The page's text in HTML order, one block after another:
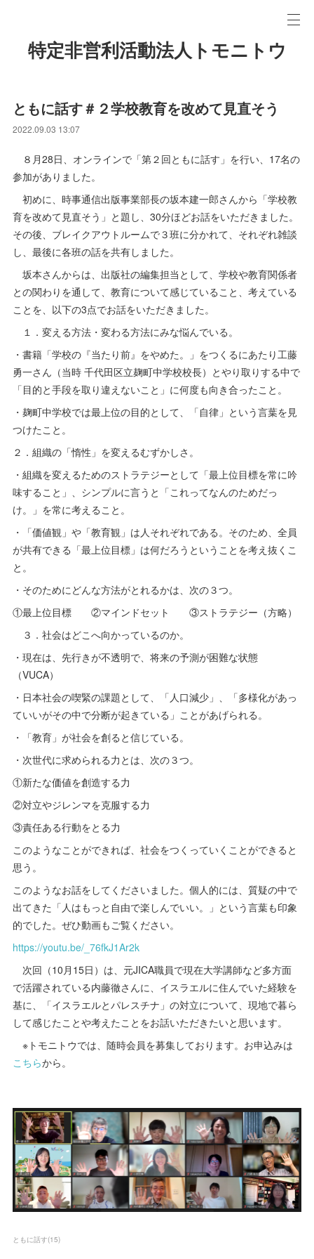
特定非営利活動法人トモニトウ
ともに話す＃２学校教育を改めて見直そう
2022.09.03 13:07
８月28日、オンラインで「第２回ともに話す」を行い、17名の
参加がありました。
初めに、時事通信出版事業部長の坂本建一郎さんから「学校教
育を改めて見直そう」と題し、30分ほどお話をいただきました。
その後、ブレイクアウトルームで３班に分かれて、それぞれ雑談
し、最後に各班の話を共有しました。
坂本さんからは、出版社の編集担当として、学校や教育関係者
との関わりを通して、教育について感じていること、考えている
ことを、以下の3点でお話をいただきました。
１．変える方法・変わる方法にみな悩んでいる。
・書籍「学校の『当たり前』をやめた。」をつくるにあたり工藤
勇一さん（当時 千代田区立麹町中学校校長）とやり取りする中で
「目的と手段を取り違えないこと」に何度も向き合ったこと。
・麹町中学校では最上位の目的として、「自律」という言葉を見
つけたこと。
２．組織の「惰性」を変えるむずかしさ。
・組織を変えるためのストラテジーとして「最上位目標を常に吟
味すること」、シンプルに言うと「これってなんのためだっ
け。」を常に考えること。
・「価値観」や「教育観」は人それぞれである。そのため、全員
が共有できる「最上位目標」は何だろうということを考え抜くこ
と。
・そのためにどんな方法がとれるかは、次の３つ。
①最上位目標 ②マインドセット ③ストラテジー（方略）
３．社会はどこへ向かっているのか。
・現在は、先行きが不透明で、将来の予測が困難な状態
（VUCA）
・日本社会の喫緊の課題として、「人口減少」、「多様化があっ
ていいがその中で分断が起きている」ことがあげられる。
・「教育」が社会を創ると信じている。
・次世代に求められる力とは、次の３つ。
①新たな価値を創造する力
②対立やジレンマを克服する力
③責任ある行動をとる力
このようなことができれば、社会をつくっていくことができると
思う。
このようなお話をしてくださいました。個人的には、質疑の中で
出てきた「人はもっと自由で楽しんでいい。」という言葉も印象
的でした。ぜひ動画もご覧ください。
https://youtu.be/_76fkJ1Ar2k
次回（10月15日）は、元JICA職員で現在大学講師など多方面
で活躍されている内藤徹さんに、イスラエルに住んでいた経験を
基に、「イスラエルとパレスチナ」の対立について、現地で暮ら
して感じたことや考えたことをお話いただきたいと思います。
※トモニトウでは、随時会員を募集しております。お申込みは
こちらから。
ともに話す(15)